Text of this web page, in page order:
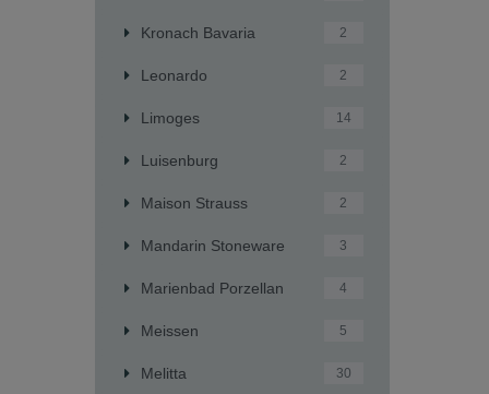
Kronach Bavaria 2
Leonardo 2
Limoges 14
Luisenburg 2
Maison Strauss 2
Mandarin Stoneware 3
Marienbad Porzellan 4
Meissen 5
Melitta 30